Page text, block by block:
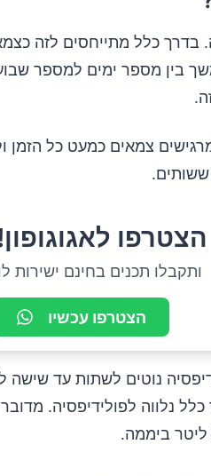
בדרך כלל מתייחסים לזה
בין מספר ימים למספר
צמאים כמעט כל הזמן
הצטרפו
ותקבלו תכנים בחינם ישירות
הצטרפו עכשיו
נוטים לשתות עד שישה
נלווה לפולידיפסיה.